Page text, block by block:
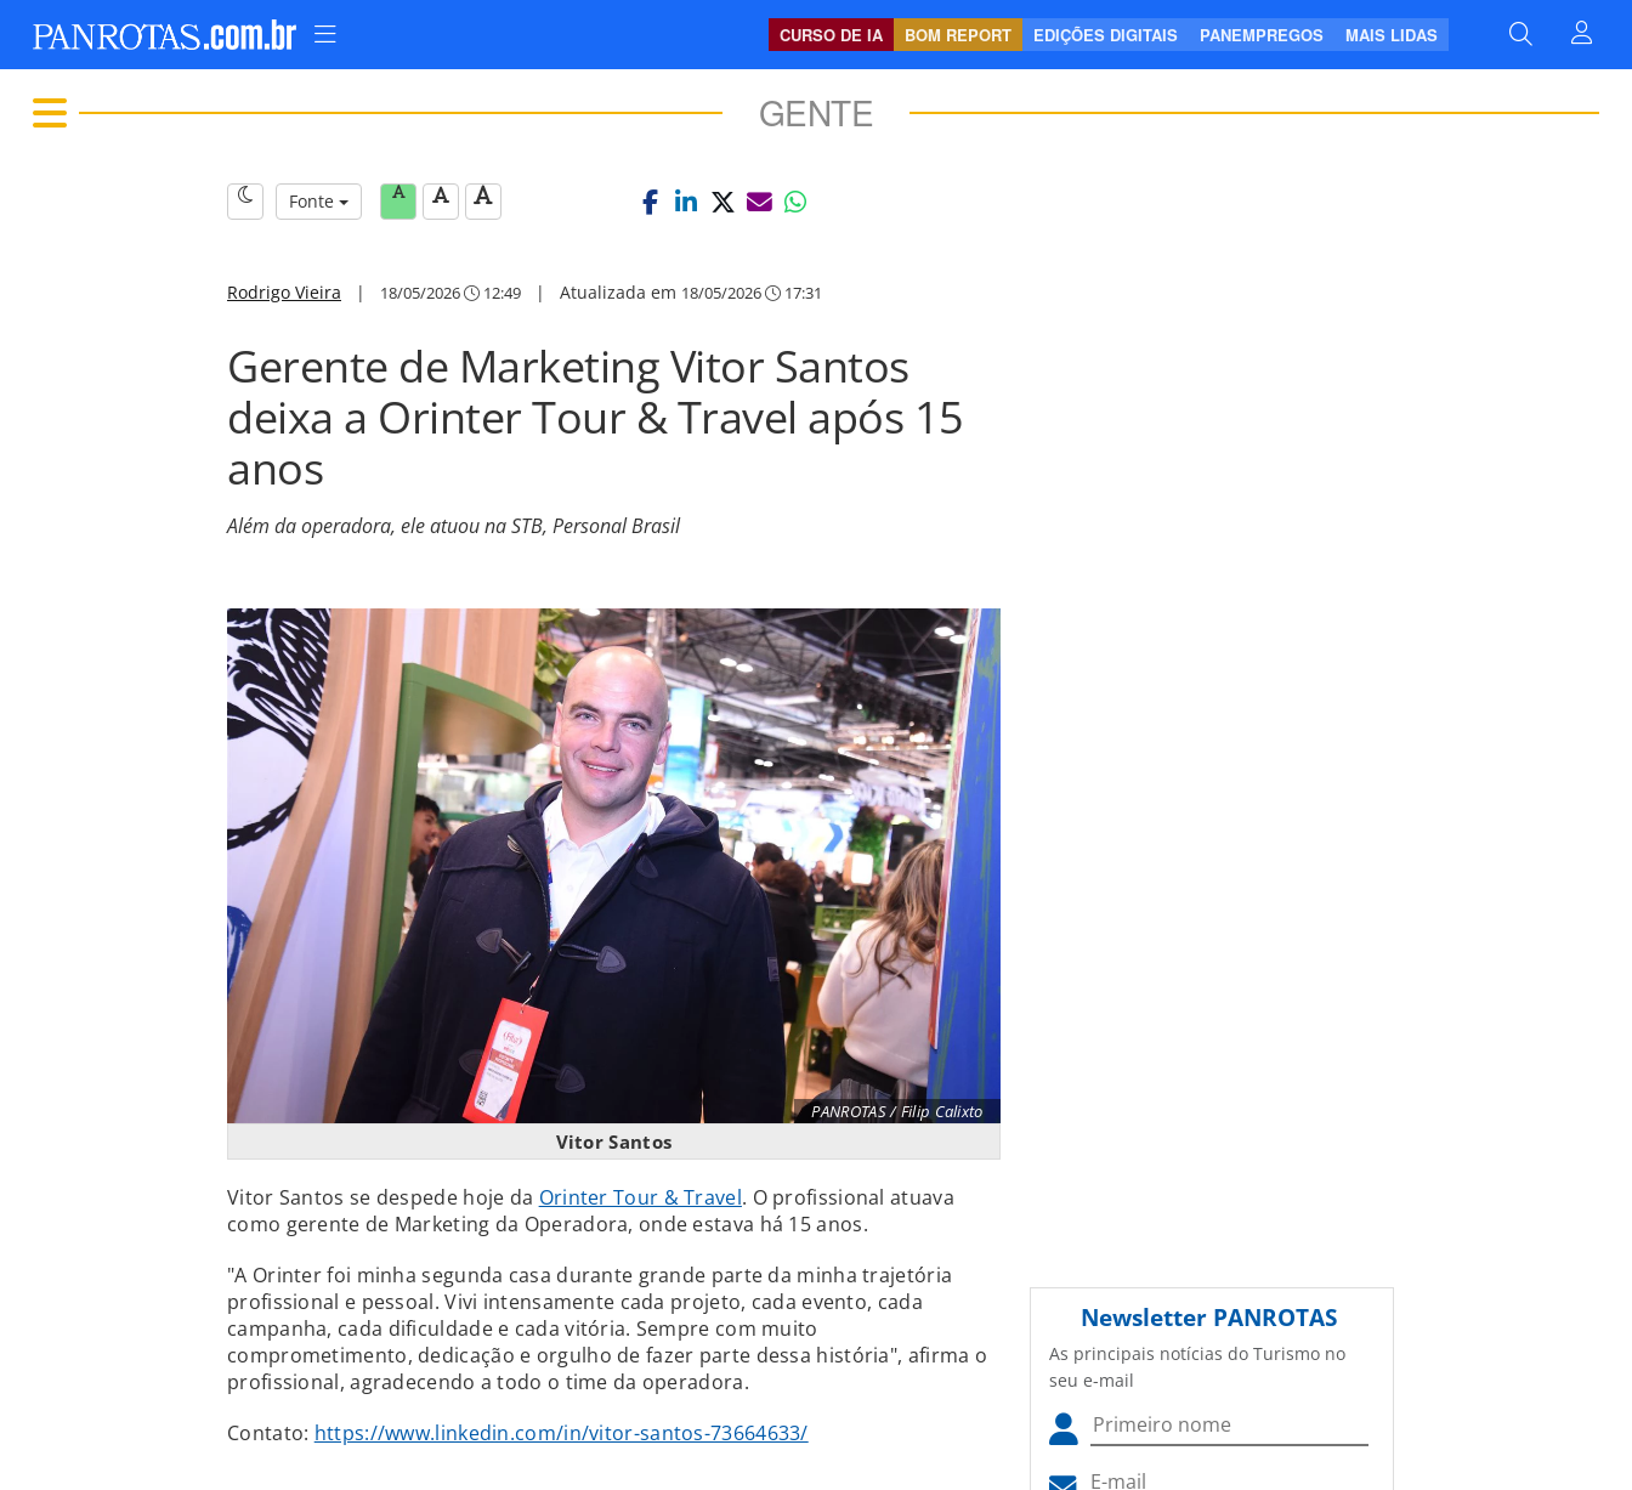
CURSO DE IA BOM REPORT EDIÇÕES DIGITAIS PANEMPREGOS MAIS LIDAS
GENTE
Fonte
Rodrigo Vieira | 18/05/2026 12:49 | Atualizada em 18/05/2026 17:31
Gerente de Marketing Vitor Santos
deixa a Orinter Tour & Travel após 15
anos
Além da operadora, ele atuou na STB, Personal Brasil
PANROTAS / Filip Calixto
Vitor Santos
Vitor Santos se despede hoje da Orinter Tour & Travel. O profissional atuava
como gerente de Marketing da Operadora, onde estava há 15 anos.
"A Orinter foi minha segunda casa durante grande parte da minha trajetória
profissional e pessoal. Vivi intensamente cada projeto, cada evento, cada
campanha, cada dificuldade e cada vitória. Sempre com muito
comprometimento, dedicação e orgulho de fazer parte dessa história", afirma o
profissional, agradecendo a todo o time da operadora.
Contato: https://www.linkedin.com/in/vitor-santos-73664633/
Newsletter PANROTAS
As principais notícias do Turismo no
seu e-mail